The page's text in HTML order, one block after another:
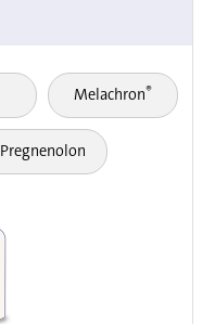
Melachron®
Pregnenolon